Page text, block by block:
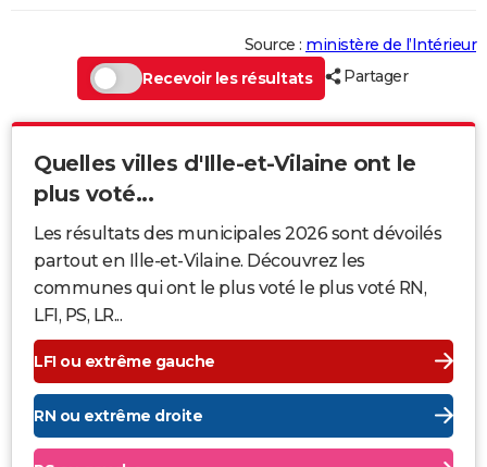
Source : ministère de l’Intérieur
Recevoir les résultats
Partager
Quelles villes d'Ille-et-Vilaine ont le
plus voté...
Les résultats des municipales 2026 sont dévoilés
partout en Ille-et-Vilaine. Découvrez les
communes qui ont le plus voté le plus voté RN,
LFI, PS, LR...
LFI ou extrême gauche
RN ou extrême droite